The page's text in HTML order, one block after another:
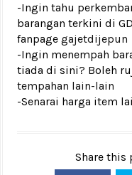
-Ingin tahu
barangan terkini di
fanpage gajetdijepun
-Ingin menempah
tiada di sini? Boleh
tempahan lain-lain
-Senarai harga item
Share this